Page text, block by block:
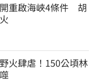
重啟海峽4條件　胡
火肆虐！150公頃林